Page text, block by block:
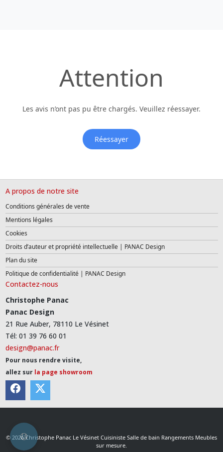
Attention
Les avis n’ont pas pu être chargés. Veuillez réessayer.
Réessayer
A propos de notre site
Conditions générales de vente
Mentions légales
Cookies
Droits d’auteur et propriété intellectuelle | PANAC Design
Plan du site
Politique de confidentialité | PANAC Design
Contactez-nous
Christophe Panac
Panac Design
21 Rue Auber, 78110 Le Vésinet
Tél: 01 39 76 60 01
design@panac.fr
Pour nous rendre visite,
allez sur la page showroom
© 2026 Christophe Panac Le Vésinet Cuisiniste Salle de bain Rangements Meubles
sur mesure.